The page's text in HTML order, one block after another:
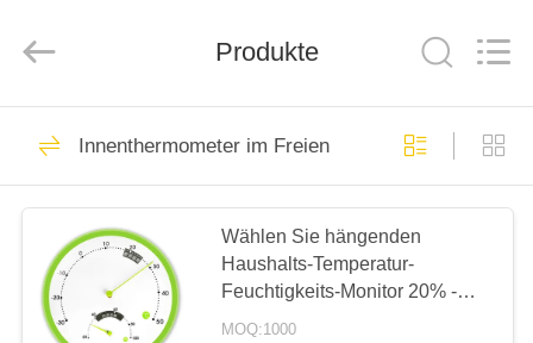
HAUSE
PRODUKTE
VIDEOS
Rights
by
Mingle-
Thermometer
Produkte
Innenthermometer im Freien
Wählen Sie hängenden
Haushalts-Temperatur-
Feuchtigkeits-Monitor 20% -
Messbereich 100%RH
MOQ:1000